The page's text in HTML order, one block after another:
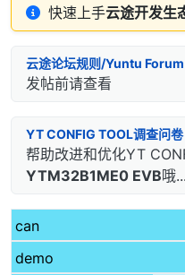
快速上手云途开发生
云途论坛规则/Yuntu
发帖前请查看
YT CONFIG TOOL调查问卷
帮助改进和优化YT
YTM32B1ME0 EVB哦...
can
demo